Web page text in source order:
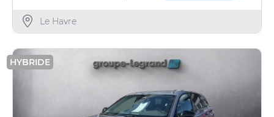
Le Havre
HYBRIDE